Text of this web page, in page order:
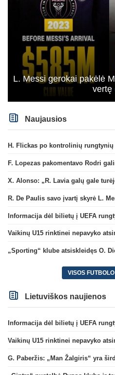
L. Messi gerokai pakėlė
vertę
Naujausios
H. Flickas po kontrolinių
R. De Paulis savo įvartį skyrė L.
Informacija dėl bilietų į UEFA
Vaikinų U15 rinktinei nepavyko
VISOS
Lietuviškos naujienos
Informacija dėl bilietų į UEFA
Vaikinų U15 rinktinei nepavyko
G. Paberžis: „Man Žalgiris“ yra